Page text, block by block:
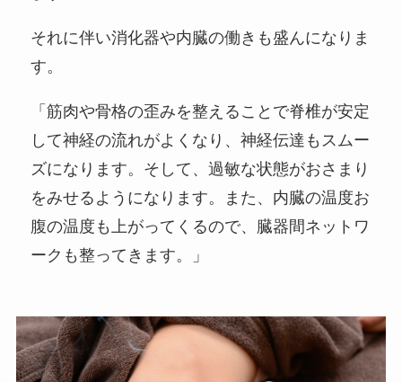
それに伴い消化器や内臓の働きも盛んになりま
す。
「筋肉や骨格の歪みを整えることで脊椎が安定
して神経の流れがよくなり、神経伝達もスムー
ズになります。そして、過敏な状態がおさまり
をみせるようになります。また、内臓の温度お
腹の温度も上がってくるので、臓器間ネットワ
ークも整ってきます。」